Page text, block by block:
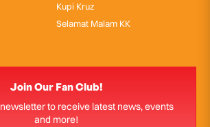
Kupi Kruz
Selamat Malam KK
Join Our Fan Club!
to receive latest news, events
and more!